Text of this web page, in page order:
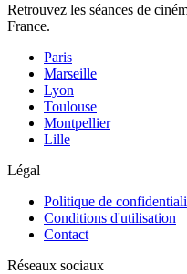
Retrouvez les séances de
France.
Paris
Marseille
Lyon
Toulouse
Montpellier
Lille
Légal
Politique de
Conditions d'utilisation
Contact
Réseaux sociaux